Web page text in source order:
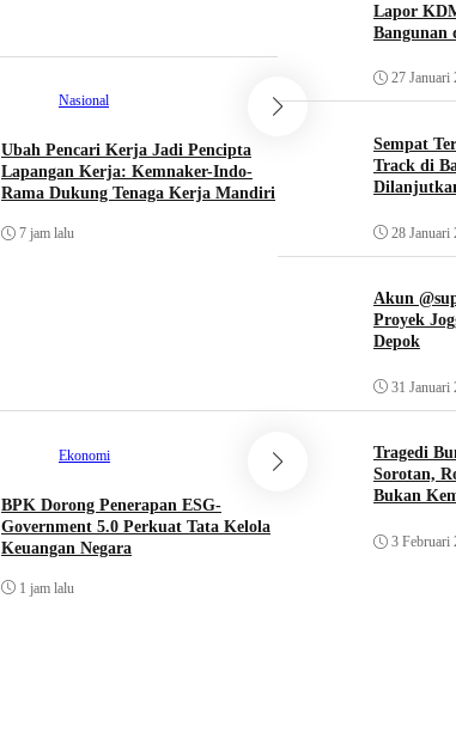
Nasional
Ubah Pencari Kerja Jadi Pencipta
Lapangan Kerja: Kemnaker-Indo-
Rama Dukung Tenaga Kerja Mandiri
7 jam lalu
Ekonomi
BPK Dorong Penerapan ESG-
Government 5.0 Perkuat Tata Kelola
Keuangan Negara
1 jam lalu
Mancanegara
Mendag: Jangan
Baru Berkolaborasi
Lapor
Bangunan
27 Januari
Sempat
Track di
28 Januari
Akun
Proyek
Depok
31 Januari
Tragedi
Sorotan,
Bukan
3 Februari